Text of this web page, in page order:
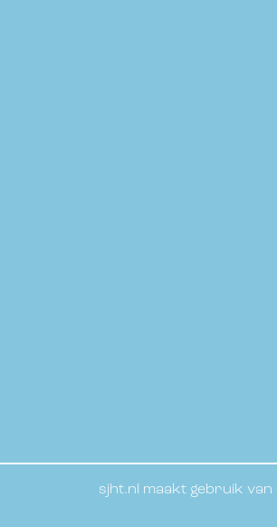
sjht.nl maakt gebruik van